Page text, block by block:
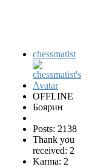
chessmatist
OFFLINE
Боярин
Posts: 2138
Thank you
received: 2
Karma: 2